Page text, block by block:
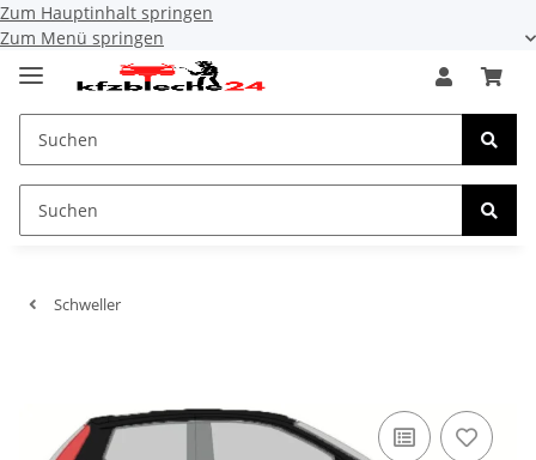
Zum Hauptinhalt springen
Zum Menü springen
Schweller